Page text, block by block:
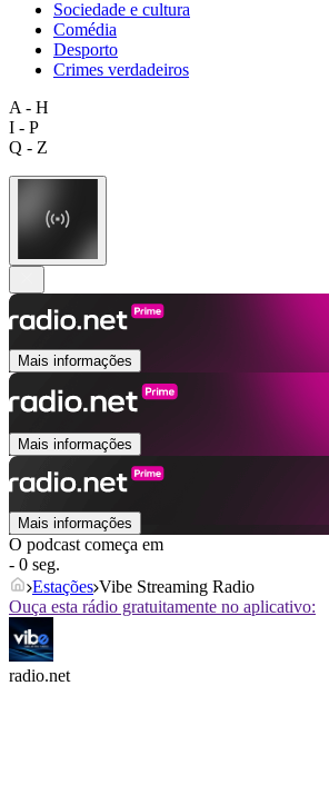
Sociedade e cultura
Comédia
Desporto
Crimes verdadeiros
A - H
I - P
Q - Z
Mais informações
Mais informações
Mais informações
O podcast começa em
- 0 seg.
Estações Vibe Streaming Radio
Ouça esta rádio gratuitamente no aplicativo:
radio.net